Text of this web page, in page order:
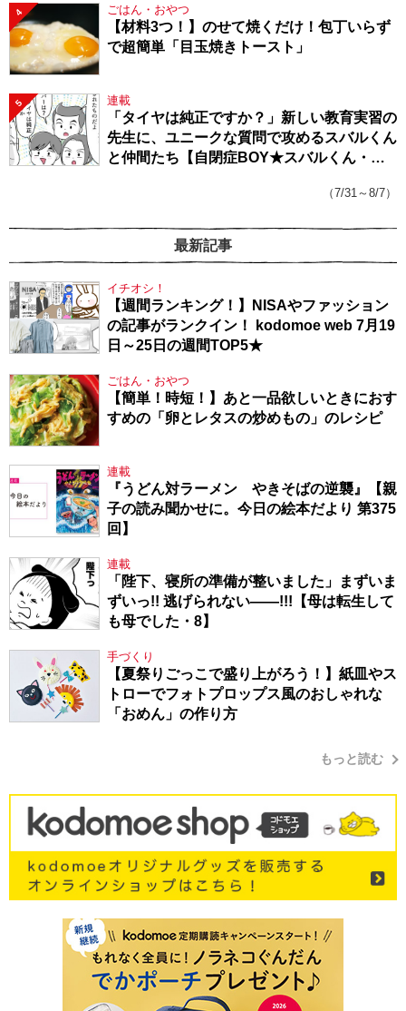
4 ごはん・おやつ
【材料3つ！】のせて焼くだけ！包丁いらず
で超簡単「目玉焼きトースト」
5 連載
「タイヤは純正ですか？」新しい教育実習の
先生に、ユニークな質問で攻めるスバルくん
と仲間たち【自閉症BOY★スバルくん・
（7/31～8/7）
最新記事
イチオシ！
【週間ランキング！】NISAやファッション
の記事がランクイン！ kodomoe web 7月19
日～25日の週間TOP5★
ごはん・おやつ
【簡単！時短！】あと一品欲しいときにおす
すめの「卵とレタスの炒めもの」のレシピ
連載
『うどん対ラーメン やきそばの逆襲』【親
子の読み聞かせに。今日の絵本だより 第375
回】
連載
「陛下、寝所の準備が整いました」まずいま
ずいっ!! 逃げられない――!!!【母は転生して
も母でした・8】
手づくり
【夏祭りごっこで盛り上がろう！】紙皿やス
トローでフォトプロップス風のおしゃれな
「おめん」の作り方
もっと読む